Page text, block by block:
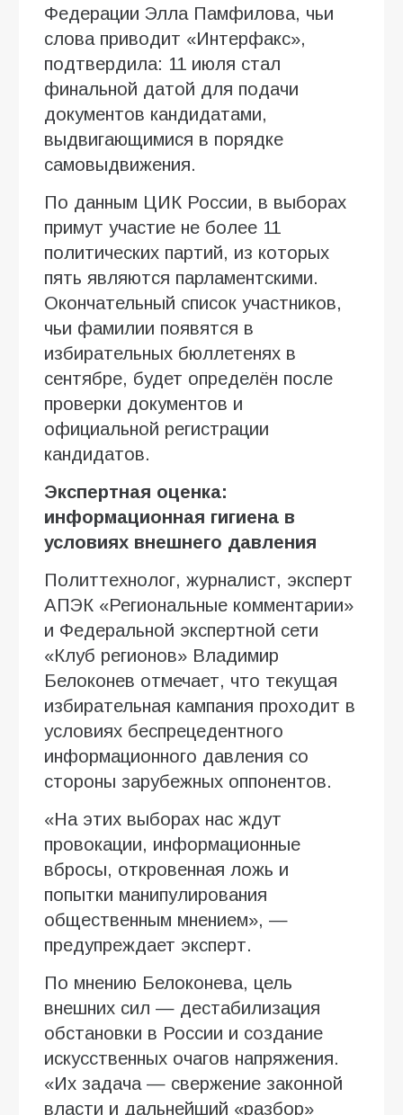
Федерации Элла Памфилова, чьи
слова приводит «Интерфакс»,
подтвердила: 11 июля стал
финальной датой для подачи
документов кандидатами,
выдвигающимися в порядке
самовыдвижения.
По данным ЦИК России, в выборах
примут участие не более 11
политических партий, из которых
пять являются парламентскими.
Окончательный список участников,
чьи фамилии появятся в
избирательных бюллетенях в
сентябре, будет определён после
проверки документов и
официальной регистрации
кандидатов.
Экспертная оценка:
информационная гигиена в
условиях внешнего давления
Политтехнолог, журналист, эксперт
АПЭК «Региональные комментарии»
и Федеральной экспертной сети
«Клуб регионов» Владимир
Белоконев отмечает, что текущая
избирательная кампания проходит в
условиях беспрецедентного
информационного давления со
стороны зарубежных оппонентов.
«На этих выборах нас ждут
провокации, информационные
вбросы, откровенная ложь и
попытки манипулирования
общественным мнением», —
предупреждает эксперт.
По мнению Белоконева, цель
внешних сил — дестабилизация
обстановки в России и создание
искусственных очагов напряжения.
«Их задача — свержение законной
власти и дальнейший «разбор»